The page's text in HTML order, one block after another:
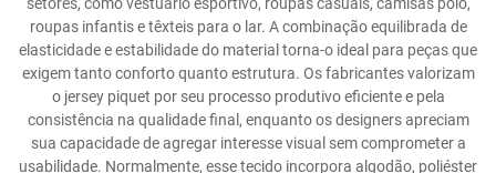
roupas infantis e têxteis para o lar. A combinação equilibrada de
elasticidade e estabilidade do material torna-o ideal para peças que
exigem tanto conforto quanto estrutura. Os fabricantes valorizam
o jersey piquet por seu processo produtivo eficiente e pela
consistência na qualidade final, enquanto os designers apreciam
sua capacidade de agregar interesse visual sem comprometer a
usabilidade. Normalmente, esse tecido incorpora algodão, poliéster